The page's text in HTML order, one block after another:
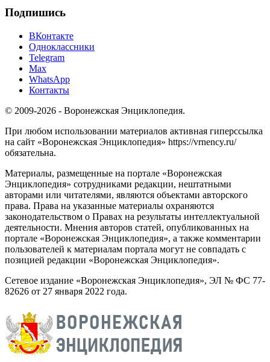
Подпишись
ВКонтакте
Одноклассники
Telegram
Max
WhatsApp
Контакты
© 2009-2026 - Воронежская Энциклопедия.
При любом использовании материалов активная гиперссылка
на сайт «Воронежская Энциклопедия» https://vrnency.ru/
обязательна.
Материалы, размещенные на портале «Воронежская
Энциклопедия» сотрудниками редакции, нештатными
авторами или читателями, являются объектами авторского
права. Права на указанные материалы охраняются
законодательством о Правах на результаты интеллектуальной
деятельности. Мнения авторов статей, опубликованных на
портале «Воронежская Энциклопедия», а также комментарии
пользователей к материалам портала могут не совпадать с
позицией редакции «Воронежская Энциклопедия».
Сетевое издание «Воронежская Энциклопедия», ЭЛ № ФС 77-
82626 от 27 января 2022 года.